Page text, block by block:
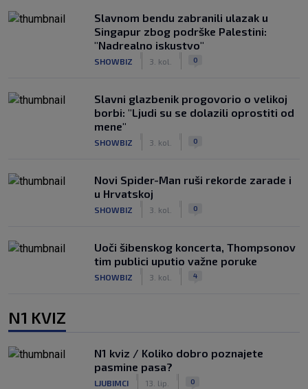
Slavnom bendu zabranili ulazak u
Singapur zbog podrške Palestini:
"Nadrealno iskustvo"
SHOWBIZ 3. kol. 0
Slavni glazbenik progovorio o velikoj
borbi: "Ljudi su se dolazili oprostiti od
mene"
SHOWBIZ 3. kol. 0
Novi Spider-Man ruši rekorde zarade i
u Hrvatskoj
SHOWBIZ 3. kol. 0
Uoči šibenskog koncerta, Thompsonov
tim publici uputio važne poruke
SHOWBIZ 3. kol. 4
N1 KVIZ
N1 kviz / Koliko dobro poznajete
pasmine pasa?
LJUBIMCI 13. lip. 0